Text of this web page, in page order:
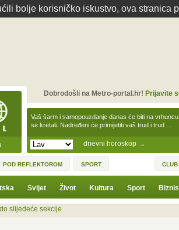
bolje korisničko iskustvo, ova stranica
dnevni horoskop →
Vaš šarm i samopouzdanje danas će biti na
se kretali. Nadređeni će primijetiti vaš trud i trud …
Dobrodošli na Metro-portal.hr! Prijavite
POD REFLEKTOROM SPORT CLUB
Svijet Život Kultura Sport Biznis
slijedeće sekcije